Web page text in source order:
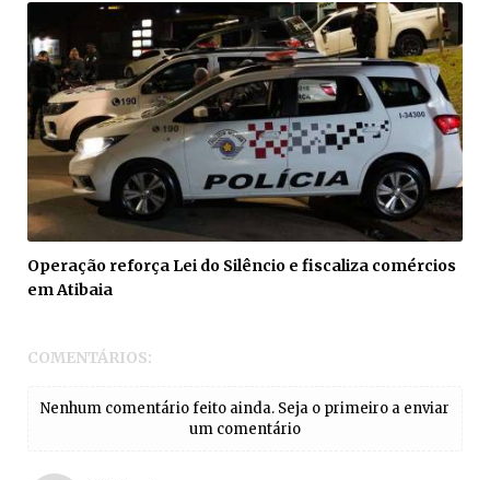
Operação reforça Lei do Silêncio e fiscaliza comércios
em Atibaia
COMENTÁRIOS:
Nenhum comentário feito ainda. Seja o primeiro a enviar
um comentário